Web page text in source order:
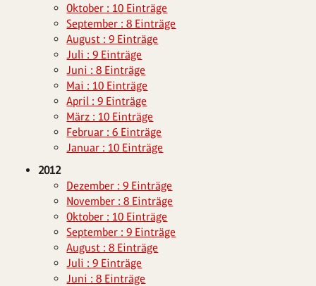
Oktober : 10 Einträge
September : 8 Einträge
August : 9 Einträge
Juli : 9 Einträge
Juni : 8 Einträge
Mai : 10 Einträge
April : 9 Einträge
März : 10 Einträge
Februar : 6 Einträge
Januar : 10 Einträge
2012
Dezember : 9 Einträge
November : 8 Einträge
Oktober : 10 Einträge
September : 9 Einträge
August : 8 Einträge
Juli : 9 Einträge
Juni : 8 Einträge